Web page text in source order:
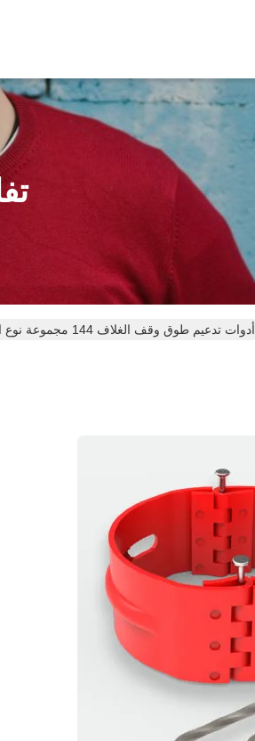
أدوات تدعيم طوق وقف الغلاف 144 مجموعة نوع المسمار